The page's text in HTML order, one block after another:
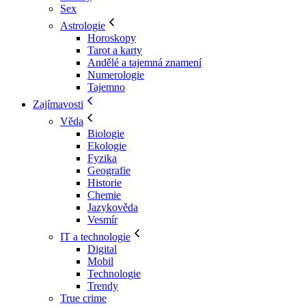
Sex
Astrologie
Horoskopy
Tarot a karty
Andělé a tajemná znamení
Numerologie
Tajemno
Zajímavosti
Věda
Biologie
Ekologie
Fyzika
Geografie
Historie
Chemie
Jazykověda
Vesmír
IT a technologie
Digital
Mobil
Technologie
Trendy
True crime